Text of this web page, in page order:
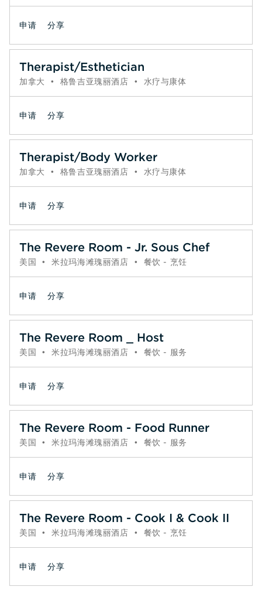
申请 分享
Therapist/Esthetician
加拿大 • 格鲁吉亚瑰丽酒店 • 水疗与康体
申请 分享
Therapist/Body Worker
加拿大 • 格鲁吉亚瑰丽酒店 • 水疗与康体
申请 分享
The Revere Room - Jr. Sous Chef
美国 • 米拉玛海滩瑰丽酒店 • 餐饮 - 烹饪
申请 分享
The Revere Room _ Host
美国 • 米拉玛海滩瑰丽酒店 • 餐饮 - 服务
申请 分享
The Revere Room - Food Runner
美国 • 米拉玛海滩瑰丽酒店 • 餐饮 - 服务
申请 分享
The Revere Room - Cook I & Cook II
美国 • 米拉玛海滩瑰丽酒店 • 餐饮 - 烹饪
申请 分享